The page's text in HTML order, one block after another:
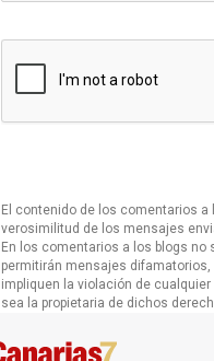
El contenido de los comentarios
verosimilitud de los mensajes
En los comentarios a los blogs
permitirán mensajes
impliquen la violación de
sea la propietaria de dichos